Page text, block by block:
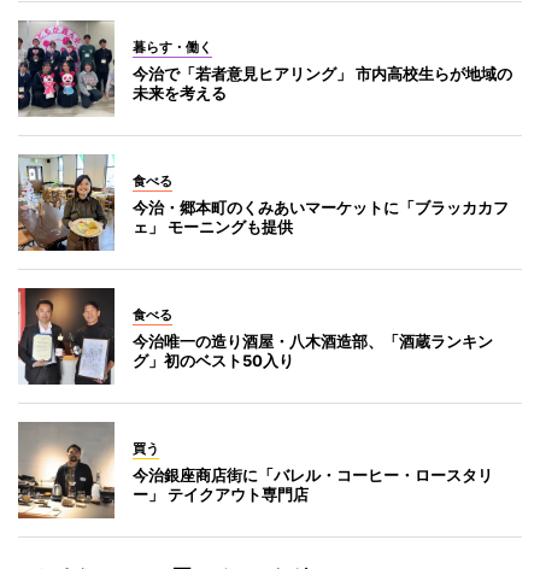
暮らす・働く
今治で「若者意見ヒアリング」 市内高校生らが地域の
未来を考える
食べる
今治・郷本町のくみあいマーケットに「ブラッカカフ
ェ」 モーニングも提供
食べる
今治唯一の造り酒屋・八木酒造部、「酒蔵ランキン
グ」初のベスト50入り
買う
今治銀座商店街に「バレル・コーヒー・ロースタリ
ー」 テイクアウト専門店